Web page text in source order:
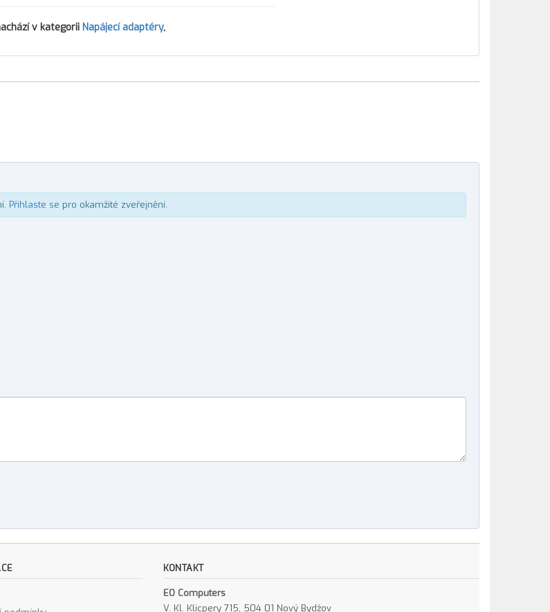
v kategorii Napájecí adaptéry,
Přihlaste se pro okamžité zveřejnění.
KONTAKT
EO Computers
V. Kl. Klicpery 715, 504 01 Nový Bydžov